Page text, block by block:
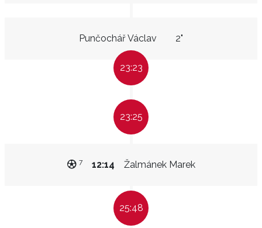
Punčochář Václav 2"
23:23
23:25
Žalmánek Marek
12:14
7
25:48